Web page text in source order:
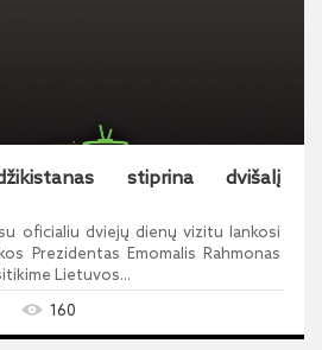
stiprina dvišalį
oficialiu dviejų dienų vizitu lankosi
Prezidentas Emomalis Rahmonas
Lietuvos...
160